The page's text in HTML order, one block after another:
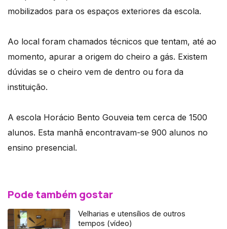
mobilizados para os espaços exteriores da escola.
Ao local foram chamados técnicos que tentam, até ao
momento, apurar a origem do cheiro a gás. Existem
dúvidas se o cheiro vem de dentro ou fora da
instituição.
A escola Horácio Bento Gouveia tem cerca de 1500
alunos. Esta manhã encontravam-se 900 alunos no
ensino presencial.
Pode também gostar
Velharias e utensílios de outros
tempos (vídeo)